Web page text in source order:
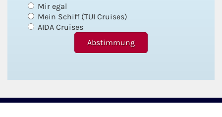
Mir egal
Mein Schiff (TUI Cruises)
AIDA Cruises